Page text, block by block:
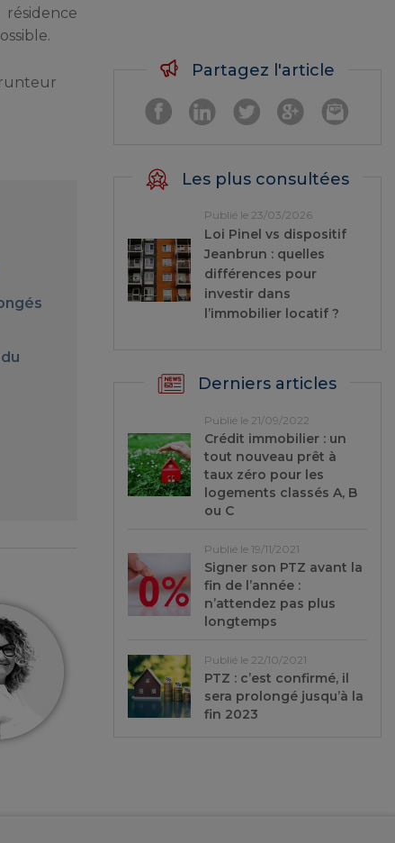
Partagez l'article
Les plus consultées
Publié le 23/03/2026
Loi Pinel vs dispositif
Jeanbrun : quelles
différences pour
investir dans
l’immobilier locatif ?
Derniers articles
Publié le 21/09/2022
Crédit immobilier : un
tout nouveau prêt à
taux zéro pour les
logements classés A, B
ou C
Publié le 19/11/2021
Signer son PTZ avant la
fin de l’année :
n’attendez pas plus
longtemps
Publié le 22/10/2021
PTZ : c’est confirmé, il
sera prolongé jusqu’à la
fin 2023